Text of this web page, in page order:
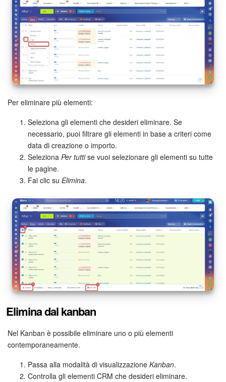
Siti e store
Online store
Dipendenti
Knowledge base
Firma elettronica
Firma elettronica per HR
Automazione
Marketing
Gestione inventario
Telefonia
Mio profilo
Impostazioni
Enterprise
Bitrix24 On-Premise
Per eliminare più elementi:
Seleziona gli elementi che desideri eliminare. Se
necessario, puoi filtrare gli elementi in base a criteri come
data di creazione o importo.
Seleziona Per tuttise vuoi selezionare gli elementi su tutte
le pagine.
Fai clic su Elimina.
Elimina dal kanban
Nel Kanban è possibile eliminare uno o più elementi
contemporaneamente.
Passa alla modalità di visualizzazione Kanban.
Controlla gli elementi CRM che desideri eliminare.